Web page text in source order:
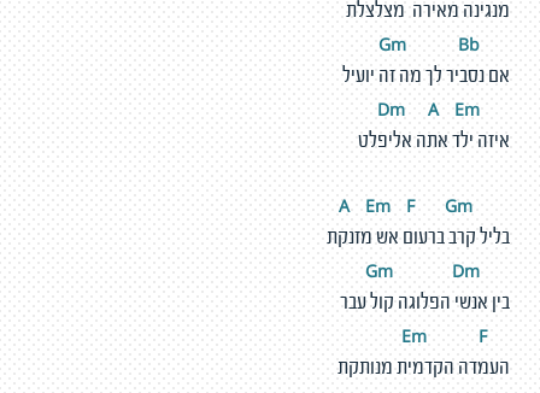
מנגינה מאירה מצלצלת
m Bb
אם נסביר לך מה זה יועיל
m A Em
איזה ילד אתה אליפלט
Em F Gm
בליל קרב ברעום אש מזנקת
m Dm
בין אנשי הפלוגה קול עבר
E
m F
העמדה הקדמית מנותקת